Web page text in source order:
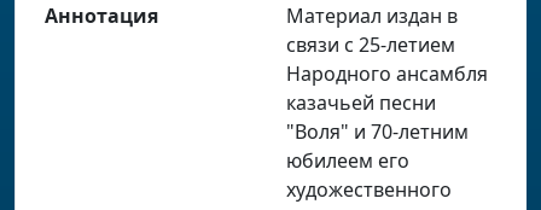
Аннотация
Материал издан в
связи с 25-летием
Народного ансамбля
казачьей песни
"Воля" и 70-летним
юбилеем его
художественного